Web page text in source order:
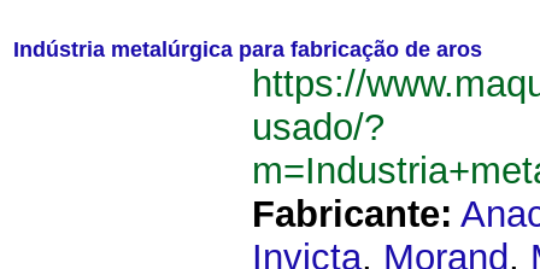
Indústria metalúrgica para fabricação de aros
https://
usado/?
Fabricante:
Invicta, Morand,